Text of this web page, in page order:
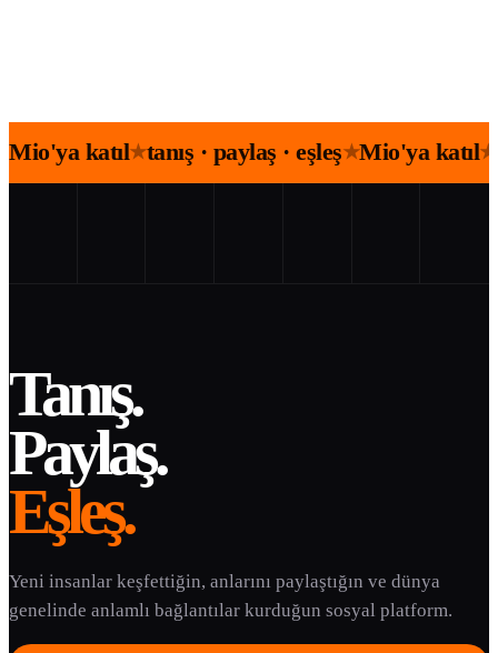
Mio'ya katıl★tanış · paylaş · eşleş★Mio'ya katıl★
Tanış.
Paylaş.
Eşleş.
Yeni insanlar keşfettiğin, anlarını paylaştığın ve dünya
genelinde anlamlı bağlantılar kurduğun sosyal platform.